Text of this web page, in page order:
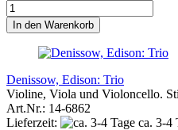
In den Warenkorb
Denissow, Edison: Trio
Violine, Viola und Violoncello.
Art.Nr.: 14-6862
Lieferzeit:
ca. 3-4